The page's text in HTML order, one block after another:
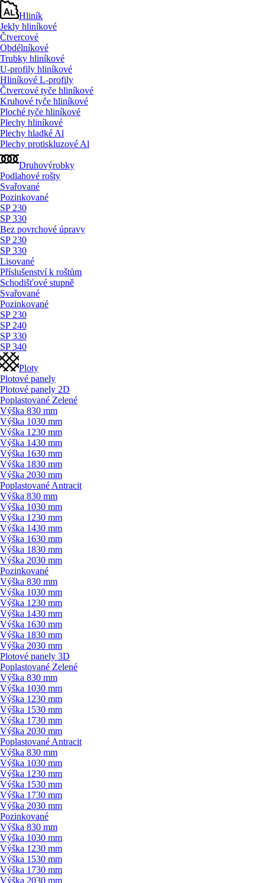
Hliník
Jekly hliníkové
Čtvercové
Obdélníkové
Trubky hliníkové
U-profily hliníkové
Hliníkové L-profily
Čtvercové tyče hliníkové
Kruhové tyče hliníkové
Ploché tyče hliníkové
Plechy hliníkové
Plechy hladké Al
Plechy protiskluzové Al
Druhovýrobky
Podlahové rošty
Svařované
Pozinkované
SP 230
SP 330
Bez povrchové úpravy
SP 230
SP 330
Lisované
Příslušenství k roštům
Schodišťové stupně
Svařované
Pozinkované
SP 230
SP 240
SP 330
SP 340
Ploty
Plotové panely
Plotové panely 2D
Poplastované Zelené
Výška 830 mm
Výška 1030 mm
Výška 1230 mm
Výška 1430 mm
Výška 1630 mm
Výška 1830 mm
Výška 2030 mm
Poplastované Antracit
Výška 830 mm
Výška 1030 mm
Výška 1230 mm
Výška 1430 mm
Výška 1630 mm
Výška 1830 mm
Výška 2030 mm
Pozinkované
Výška 830 mm
Výška 1030 mm
Výška 1230 mm
Výška 1430 mm
Výška 1630 mm
Výška 1830 mm
Výška 2030 mm
Plotové panely 3D
Poplastované Zelené
Výška 830 mm
Výška 1030 mm
Výška 1230 mm
Výška 1530 mm
Výška 1730 mm
Výška 2030 mm
Poplastované Antracit
Výška 830 mm
Výška 1030 mm
Výška 1230 mm
Výška 1530 mm
Výška 1730 mm
Výška 2030 mm
Pozinkované
Výška 830 mm
Výška 1030 mm
Výška 1230 mm
Výška 1530 mm
Výška 1730 mm
Výška 2030 mm